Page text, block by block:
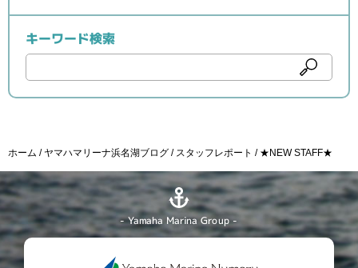
キーワード検索
ホーム ヤマハマリーナ浜名湖ブログ スタッフレポート ★NEW STAFF★
- Yamaha Marina Group -